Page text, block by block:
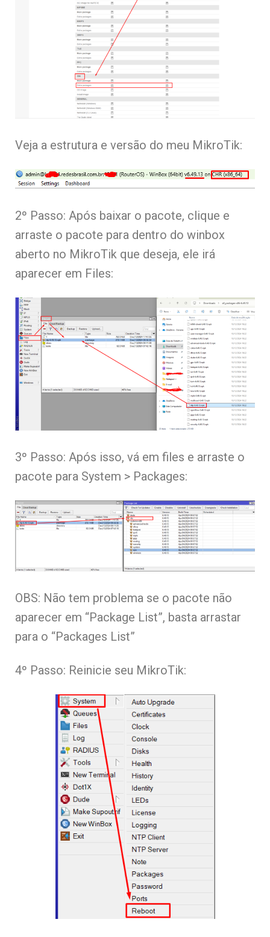
Veja a estrutura e versão do meu MikroTik:
2º Passo: Após baixar o pacote, clique e
arraste o pacote para dentro do winbox
aberto no MikroTik que deseja, ele irá
aparecer em Files:
3º Passo: Após isso, vá em files e arraste o
pacote para System > Packages:
OBS: Não tem problema se o pacote não
aparecer em “Package List”, basta arrastar
para o “Packages List”
4º Passo: Reinicie seu MikroTik: